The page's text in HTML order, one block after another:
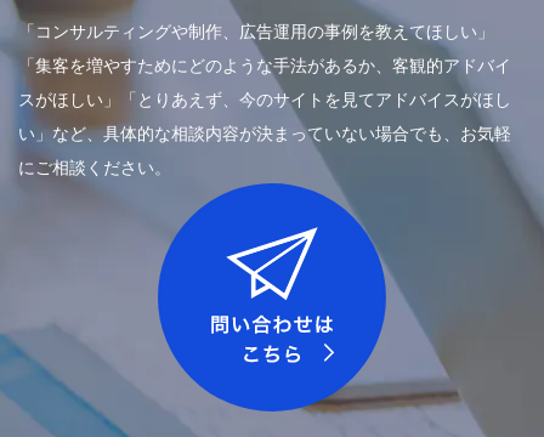
「コンサルティングや制作、広告運用の事例を教えてほしい」
「集客を増やすためにどのような手法があるか、客観的アドバイ
スがほしい」「とりあえず、今のサイトを見てアドバイスがほし
い」など、具体的な相談内容が決まっていない場合でも、お気軽
にご相談ください。